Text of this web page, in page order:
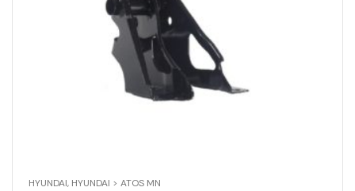
HYUNDAI, HYUNDAI > ATOS MN